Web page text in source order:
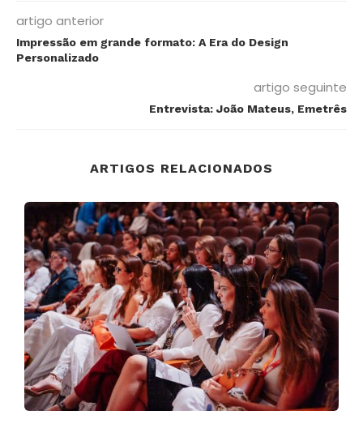
artigo anterior
Impressão em grande formato: A Era do Design
Personalizado
artigo seguinte
Entrevista: João Mateus, Emetrês
ARTIGOS RELACIONADOS